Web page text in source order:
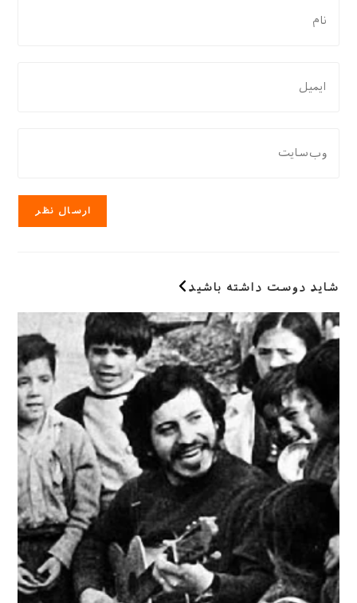
نظر
نظر
وب
شاید دوست داشته باشید